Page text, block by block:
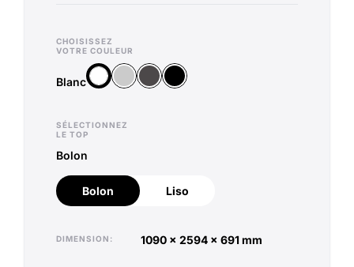
CHOISISSEZ
VOTRE COULEUR
Blanc
BlancArgentAnthracite
Noir
SÉLECTIONNEZ
LE TOP
Bolon
Bolon
Bolon
Liso
Liso
DIMENSION 1090 x 2594 x 691 mm